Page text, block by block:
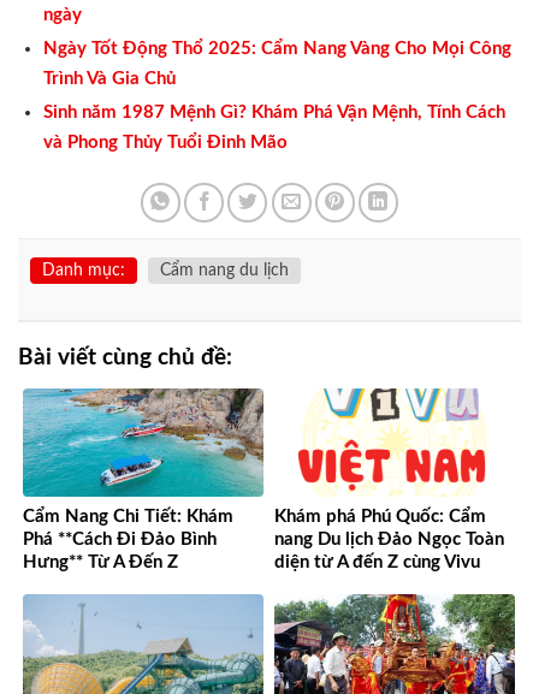
ngày
Ngày Tốt Động Thổ 2025: Cẩm Nang Vàng Cho Mọi Công
Trình Và Gia Chủ
Sinh năm 1987 Mệnh Gì? Khám Phá Vận Mệnh, Tính Cách
và Phong Thủy Tuổi Đinh Mão
Danh mục: Cẩm nang du lịch
Bài viết cùng chủ đề:
Cẩm Nang Chi Tiết: Khám
Phá **Cách Đi Đảo Bình
Hưng** Từ A Đến Z
Khám phá Phú Quốc: Cẩm
nang Du lịch Đảo Ngọc Toàn
diện từ A đến Z cùng Vivu